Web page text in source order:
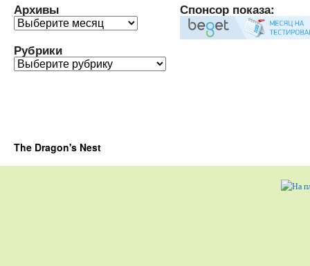
Архивы
Архивы
Рубрики
Рубрики
Спонсор показа:
The Dragon's Nest